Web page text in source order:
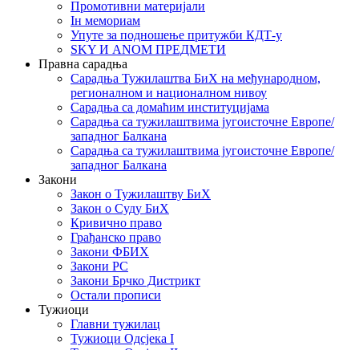
Промотивни материјали
Iн мемориам
Упуте за подношење притужби КДТ-у
SKY И ANOM ПРЕДМЕТИ
Правна сарадња
Сарадња Тужилаштва БиХ на међународном,
регионалном и националном нивоу
Сарадња са домаћим институцијама
Сарадња са тужилаштвима југоисточне Европе/
западног Балкана
Сарадња са тужилаштвима југоисточне Европе/
западног Балкана
Закони
Закон о Тужилаштву БиХ
Закон о Суду БиХ
Кривично право
Грађанско право
Закони ФБИХ
Закони РС
Закони Брчко Дистрикт
Остали прописи
Тужиоци
Главни тужилац
Тужиоци Oдсјекa I